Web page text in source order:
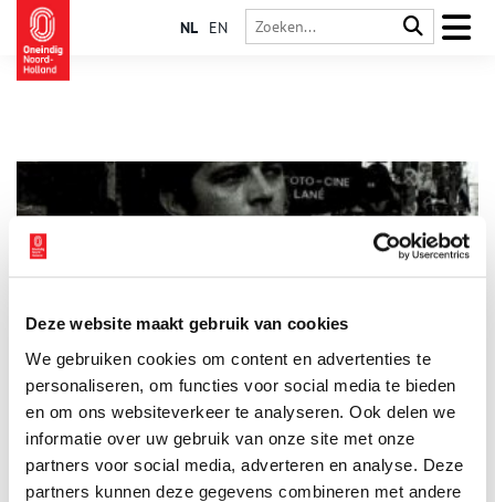
Deze website maakt gebruik van cookies
We gebruiken cookies om content en advertenties te
personaliseren, om functies voor social media te bieden
en om ons websiteverkeer te analyseren. Ook delen we
informatie over uw gebruik van onze site met onze
partners voor social media, adverteren en analyse. Deze
partners kunnen deze gegevens combineren met andere
NL EN
Bij Uitgeverij Doornwater verschijnt Eén grote ver van mijn
bed show, het nieuwe boek van journalist en
televisiepersoonlijkheid Han van der Meer. In deze
persoonlijke en levendige memoir neemt Van der Meer de lezer
mee achter de schermen van de Nederlandse televisie en blikt
hij terug op ruim 35 jaar journalistieke avonturen in binnen-
en buitenland.
1 min